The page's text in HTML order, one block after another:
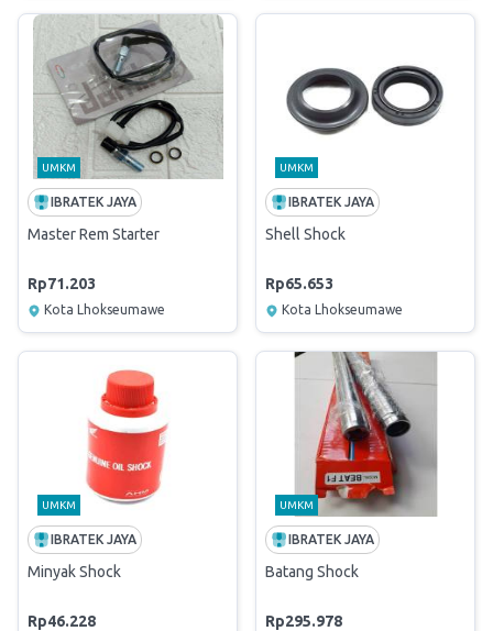
UMKM
IBRATEK JAYA
Master Rem Starter
Rp71.203
Kota Lhokseumawe
UMKM
IBRATEK JAYA
Shell Shock
Rp65.653
Kota Lhokseumawe
UMKM
IBRATEK JAYA
Minyak Shock
Rp46.228
UMKM
IBRATEK JAYA
Batang Shock
Rp295.978